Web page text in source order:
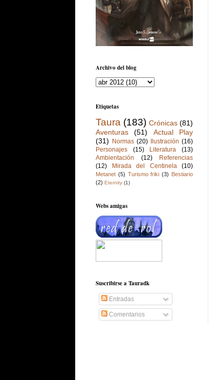
Archivo del blog
Etiquetas
Taura (183) Crónicas (81)
Aventuras
(51)
Actual Play
(31) Normas (20) Ilustración (16)
Personajes
(15) Literatura
(13)
Ambientación
(12)
Referencias
(12)
Mirada del Centinela (10)
Metanet (5) Turismo friki (3) Bestiario
(2) Eternity (1)
Webs amigas
Suscribirse a Tauradk
Entradas
Comentarios